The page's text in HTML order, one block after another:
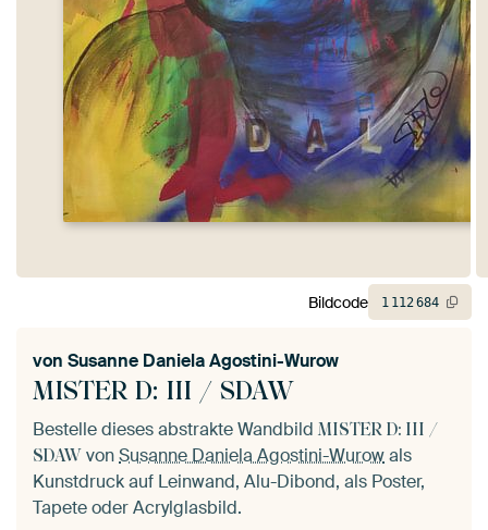
MISTER D: III / SDAW
von Susanne Daniela Agostini-Wurow
Bestelle dieses abstrakte Wandbild MISTER D: III /
SDAW vonSusanne Daniela Agostini-Wurowals
Kunstdruck auf Leinwand, Alu-Dibond, als Poster,
Tapete oder Acrylglasbild.
Bildcode 1 112684